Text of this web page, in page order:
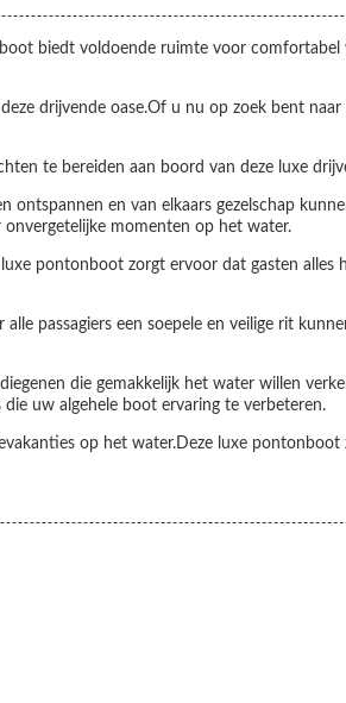
biedt voldoende ruimte voor
drijvende oase.Of u nu op zoek bent
te bereiden aan boord van deze luxe
en van elkaars gezelschap
momenten op het water.
pontonboot zorgt ervoor dat gasten alles
passagiers een soepele en veilige rit
die gemakkelijk het water willen
uw algehele boot ervaring te verbeteren.
op het water.Deze luxe pontonboot